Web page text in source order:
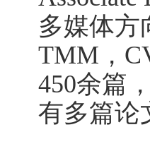
多媒体方
TMM ，
450余篇
有多篇论